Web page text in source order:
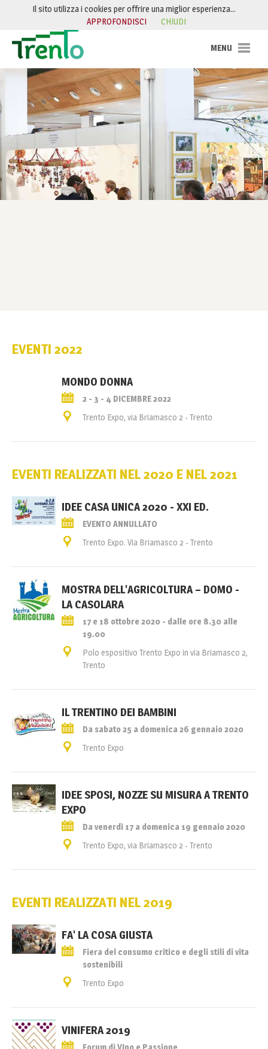
Salta al contenuto
EVENTI 2022
MONDO DONNA
2 - 3 - 4 DICEMBRE 2022
Trento Expo, via Briamasco 2 - Trento
EVENTI REALIZZATI NEL 2020 E NEL 2021
IDEE CASA UNICA 2020 - XXI ED.
EVENTO ANNULLATO
Trento Expo. Via Briamasco 2 - Trento
MOSTRA DELL'AGRICOLTURA – DOMO -
LA CASOLARA
17 e 18 ottobre 2020 - dalle ore 8.30 alle
19.00
Polo espositivo Trento Expo in via Briamasco 2,
Trento
IL TRENTINO DEI BAMBINI
Da sabato 25 a domenica 26 gennaio 2020
Trento Expo
IDEE SPOSI, NOZZE SU MISURA A TRENTO
EXPO
Da venerdì 17 a domenica 19 gennaio 2020
Trento Expo, via Briamasco 2 - Trento
EVENTI REALIZZATI NEL 2019
FA' LA COSA GIUSTA
Fiera del consumo critico e degli stili di vita
sostenibili
Trento Expo
VINIFERA 2019
Il sito utilizza i cookies per offrire una miglior esperienza…
APPROFONDISCI
CHIUDI